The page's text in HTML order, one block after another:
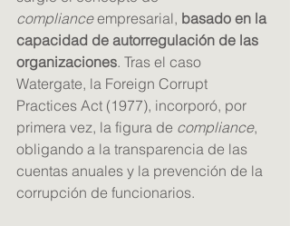
compliance empresarial, basado en la
capacidad de autorregulación de las
organizaciones. Tras el caso
Watergate, la Foreign Corrupt
Practices Act (1977), incorporó, por
primera vez, la figura de compliance,
obligando a la transparencia de las
cuentas anuales y la prevención de la
corrupción de funcionarios.